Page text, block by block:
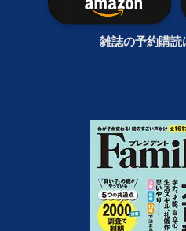
雑誌の予約購読